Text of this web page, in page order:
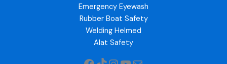
Emergency Eyewash
Rubber Boat Safety
Welding Helmed
Alat Safety